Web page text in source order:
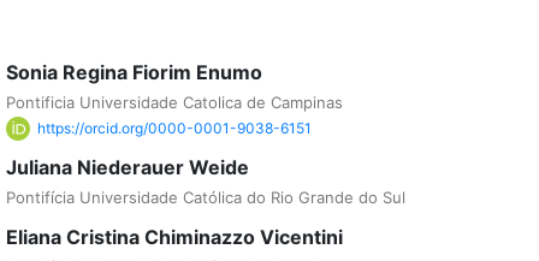
Sonia Regina Fiorim Enumo
Pontificia Universidade Catolica de Campinas
https://orcid.org/0000-0001-9038-6151
Juliana Niederauer Weide
Pontifícia Universidade Católica do Rio Grande do Sul
Eliana Cristina Chiminazzo Vicentini